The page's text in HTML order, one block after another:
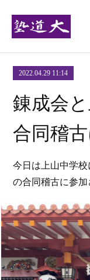
2022.04.29 11:14
錬成会
合同稽
今日は上山中学
の合同稽古に参